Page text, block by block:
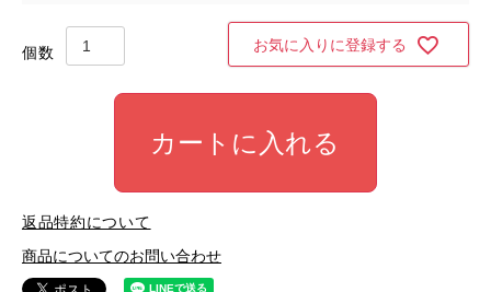
お気に入りに登録する
カートに入れる
返品特約について
商品についてのお問い合わせ